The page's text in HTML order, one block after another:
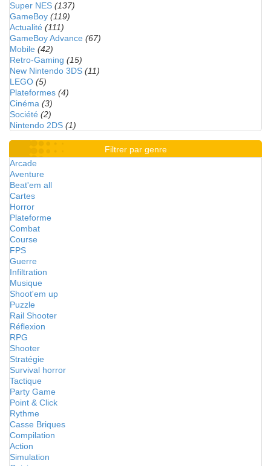
Super NES (137)
GameBoy (119)
Actualité (111)
GameBoy Advance (67)
Mobile (42)
Retro-Gaming (15)
New Nintendo 3DS (11)
LEGO (5)
Plateformes (4)
Cinéma (3)
Société (2)
Nintendo 2DS (1)
Filtrer par genre
Arcade
Aventure
Beat'em all
Cartes
Horror
Plateforme
Combat
Course
FPS
Guerre
Infiltration
Musique
Shoot'em up
Puzzle
Rail Shooter
Réflexion
RPG
Shooter
Stratégie
Survival horror
Tactique
Party Game
Point & Click
Rythme
Casse Briques
Compilation
Action
Simulation